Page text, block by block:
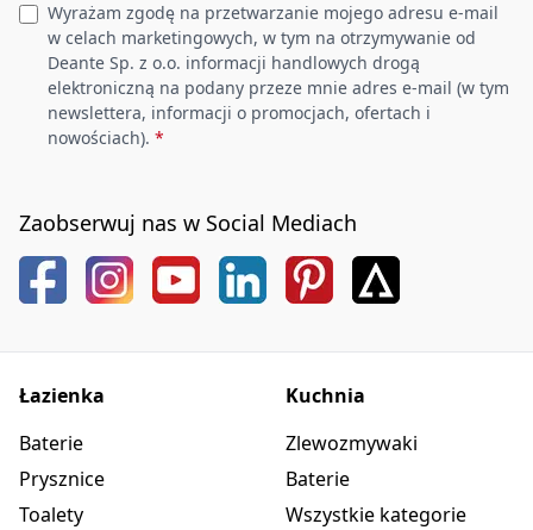
Wyrażam zgodę na przetwarzanie mojego adresu e-mail
w celach marketingowych, w tym na otrzymywanie od
Deante Sp. z o.o. informacji handlowych drogą
elektroniczną na podany przeze mnie adres e-mail (w tym
newslettera, informacji o promocjach, ofertach i
nowościach). *
Zaobserwuj nas w Social Mediach
Łazienka
Baterie
Prysznice
Toalety
Kuchnia
Zlewozmywaki
Baterie
Wszystkie kategorie